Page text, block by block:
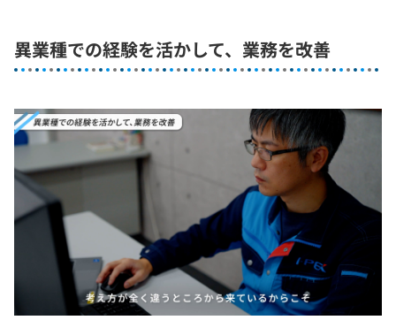
異業種での経験を活かして、業務を改善